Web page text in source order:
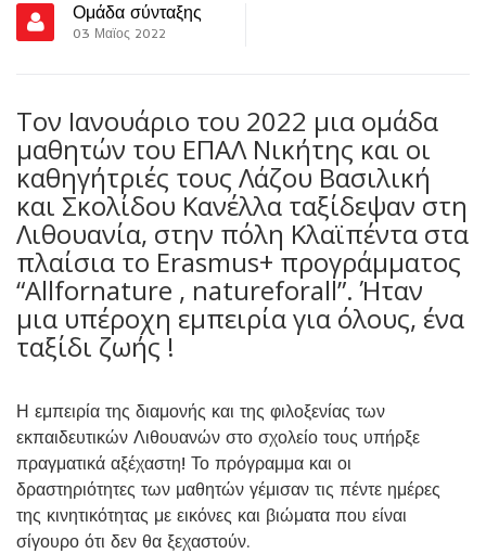
Ομάδα σύνταξης
03 Μαϊος 2022
Τον Ιανουάριο του 2022 μια ομάδα
μαθητών του ΕΠΑΛ Νικήτης και οι
καθηγήτριές τους Λάζου Βασιλική
και Σκολίδου Κανέλλα ταξίδεψαν στη
Λιθουανία, στην πόλη Κλαϊπέντα στα
πλαίσια το Erasmus+ προγράμματος
“Allfornature , natureforall”. Ήταν
μια υπέροχη εμπειρία για όλους, ένα
ταξίδι ζωής !
Η εμπειρία της διαμονής και της φιλοξενίας των
εκπαιδευτικών Λιθουανών στο σχολείο τους υπήρξε
πραγματικά αξέχαστη! Το πρόγραμμα και οι
δραστηριότητες των μαθητών γέμισαν τις πέντε ημέρες
της κινητικότητας με εικόνες και βιώματα που είναι
σίγουρο ότι δεν θα ξεχαστούν.